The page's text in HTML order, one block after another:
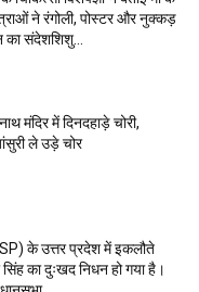
ने रंगोली, पोस्टर और नुक्कड़
का संदेशशिशु...
मंदिर में दिनदहाड़े चोरी,
ले उड़े चोर
के उत्तर प्रदेश में इकलौते
का दुःखद निधन हो गया है।